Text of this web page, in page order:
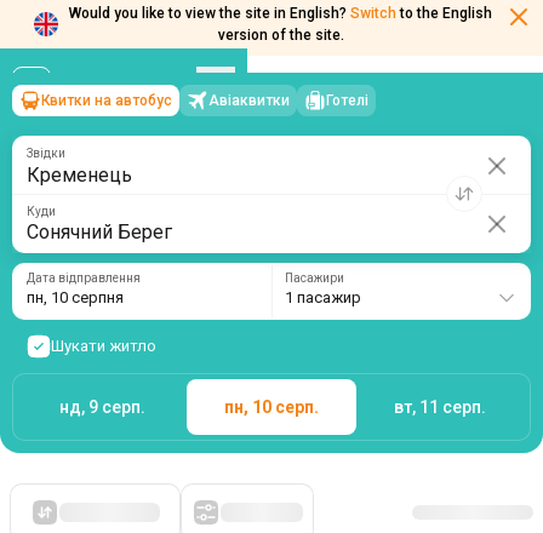
Would you like to view the site in English? Switch to the English
version of the site.
Кременець Сонячний Берег
Квитки на автобус Авіаквитки Готелі
Куди
Дата відправлення
пн, 10 серпня
Шукати житло